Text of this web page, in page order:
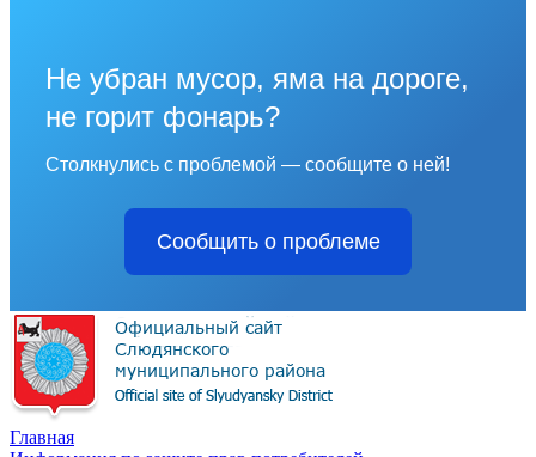
Не убран мусор, яма на дороге,
не горит фонарь?
Столкнулись с проблемой — сообщите о ней!
Сообщить о проблеме
Главная